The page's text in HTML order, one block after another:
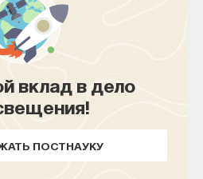
вклад в дело
ПОСТНАУКУ